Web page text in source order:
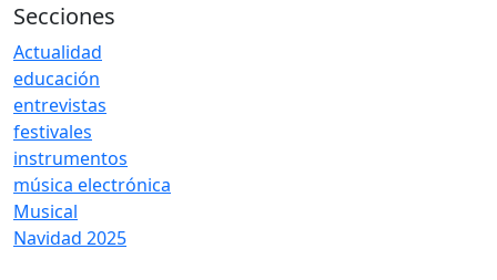
Secciones
Actualidad
educación
entrevistas
festivales
instrumentos
música electrónica
Musical
Navidad 2025